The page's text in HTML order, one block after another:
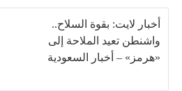
أخبار لايت: بقوة السلاح..
واشنطن تعيد الملاحة إلى
«هرمز» – أخبار السعودية